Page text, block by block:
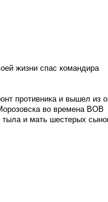
жизни спас командира
противника и вышел из
во времена ВОВ
и мать шестерых